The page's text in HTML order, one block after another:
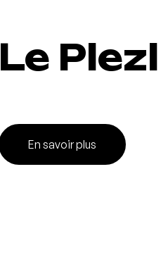
Le Plezl
En savoir plus